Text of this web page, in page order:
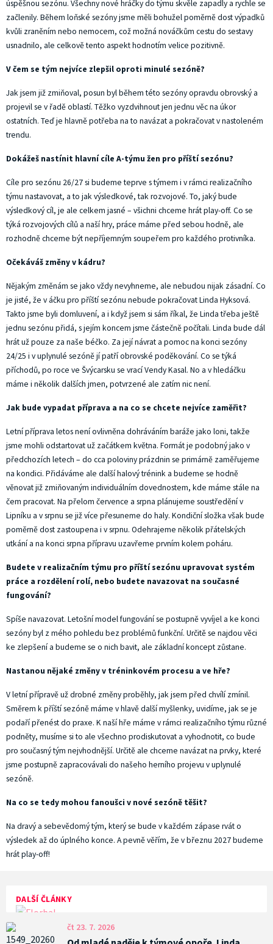
DALŠÍ ČLÁNKY
čt 23. 7. 2026
úspěšnou sezónu. Všechny nové hráčky do týmu skvěle zapadly a rychle se
začlenily. Během loňské sezóny jsme měli bohužel poměrně dost výpadků
kvůli zraněním nebo nemocem, což možná nováčkům cestu do sestavy
usnadnilo, ale celkově tento aspekt hodnotím velice pozitivně.
V čem se tým nejvíce zlepšil oproti minulé sezóně?
Jak jsem již zmiňoval, posun byl během této sezóny opravdu obrovský a
projevil se v řadě oblastí. Těžko vyzdvihnout jen jednu věc na úkor
ostatních. Teď je hlavně potřeba na to navázat a pokračovat v nastoleném
trendu.
Dokážeš nastínit hlavní cíle A-týmu žen pro příští sezónu?
Cíle pro sezónu 26/27 si budeme teprve s týmem i v rámci realizačního
týmu nastavovat, a to jak výsledkové, tak rozvojové. To, jaký bude
výsledkový cíl, je ale celkem jasné – všichni chceme hrát play-off. Co se
týká rozvojových cílů a naší hry, práce máme před sebou hodně, ale
rozhodně chceme být nepříjemným soupeřem pro každého protivníka.
Očekáváš změny v kádru?
Nějakým změnám se jako vždy nevyhneme, ale nebudou nijak zásadní. Co
je jisté, že v áčku pro příští sezónu nebude pokračovat Linda Hyksová.
Takto jsme byli domluvení, a i když jsem si sám říkal, že Linda třeba ještě
jednu sezónu přidá, s jejím koncem jsme částečně počítali. Linda bude dál
hrát už pouze za naše béčko. Za její návrat a pomoc na konci sezóny
24/25 i v uplynulé sezóně jí patří obrovské poděkování. Co se týká
příchodů, po roce ve Švýcarsku se vrací Vendy Kasal. No a v hledáčku
máme i několik dalších jmen, potvrzené ale zatím nic není.
Jak bude vypadat příprava a na co se chcete nejvíce zaměřit?
Letní příprava letos není ovlivněna dohráváním baráže jako loni, takže
jsme mohli odstartovat už začátkem května. Formát je podobný jako v
předchozích letech – do cca poloviny prázdnin se primárně zaměřujeme
na kondici. Přidáváme ale další halový trénink a budeme se hodně
věnovat již zmiňovaným individuálním dovednostem, kde máme stále na
čem pracovat. Na přelom července a srpna plánujeme soustředění v
Lipníku a v srpnu se již více přesuneme do haly. Kondiční složka však bude
poměrně dost zastoupena i v srpnu. Odehrajeme několik přátelských
utkání a na konci srpna přípravu uzavřeme prvním kolem poháru.
Budete v realizačním týmu pro příští sezónu upravovat systém
práce a rozdělení rolí, nebo budete navazovat na současné
fungování?
Spíše navazovat. Letošní model fungování se postupně vyvíjel a ke konci
sezóny byl z mého pohledu bez problémů funkční. Určitě se najdou věci
ke zlepšení a budeme se o nich bavit, ale základní koncept zůstane.
Nastanou nějaké změny v tréninkovém procesu a ve hře?
V letní přípravě už drobné změny proběhly, jak jsem před chvílí zmínil.
Směrem k příští sezóně máme v hlavě další myšlenky, uvidíme, jak se je
podaří přenést do praxe. K naší hře máme v rámci realizačního týmu různé
podněty, musíme si to ale všechno prodiskutovat a vyhodnotit, co bude
pro současný tým nejvhodnější. Určitě ale chceme navázat na prvky, které
jsme postupně zapracovávali do našeho herního projevu v uplynulé
sezóně.
Na co se tedy mohou fanoušci v nové sezóně těšit?
Na dravý a sebevědomý tým, který se bude v každém zápase rvát o
výsledek až do úplného konce. A pevně věřím, že v březnu 2027 budeme
hrát play-off!